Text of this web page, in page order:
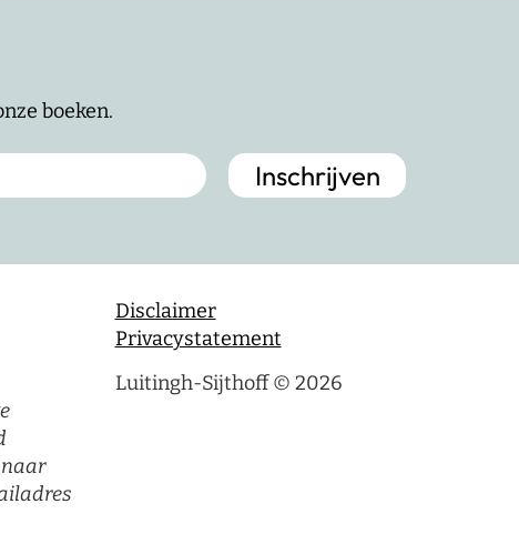
boeken.
Disclaimer
Privacystatement
Luitingh-Sijthoff © 2026